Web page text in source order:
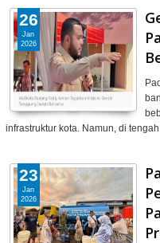
infrastruktur kota. Namun, di
26
Jan
2026
23
Jan
2026